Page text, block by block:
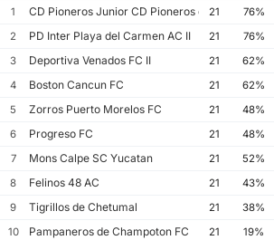
1 CD Pioneros Junior CD Pioneros de Cancun II
21 76%
2
PD Inter Playa del Carmen AC II 21 76%
3
Deportiva Venados FC II 21 62%
4
Boston Cancun FC 21 62%
5
Zorros Puerto Morelos FC 21 48%
6
Progreso FC 21 48%
7
Mons Calpe SC Yucatan 21 52%
8
Felinos 48 AC 21 43%
9
Tigrillos de Chetumal 21 38%
10
Pampaneros de Champoton FC 21 19%